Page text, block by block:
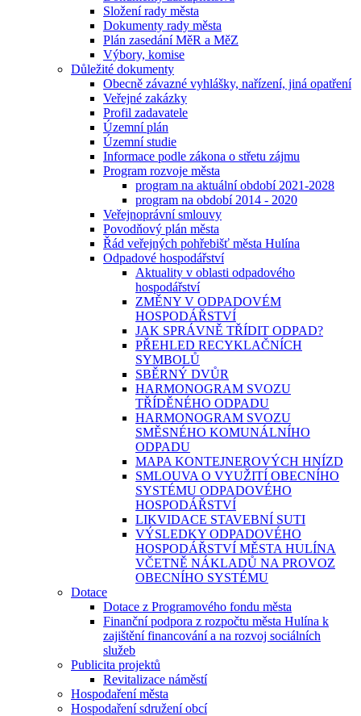
Složení rady města
Dokumenty rady města
Plán zasedání MěR a MěZ
Výbory, komise
Důležité dokumenty
Obecně závazné vyhlášky, nařízení, jiná opatření
Veřejné zakázky
Profil zadavatele
Územní plán
Územní studie
Informace podle zákona o střetu zájmu
Program rozvoje města
program na aktuální období 2021-2028
program na období 2014 - 2020
Veřejnoprávní smlouvy
Povodňový plán města
Řád veřejných pohřebišť města Hulína
Odpadové hospodářství
Aktuality v oblasti odpadového
hospodářství
ZMĚNY V ODPADOVÉM
HOSPODÁŘSTVÍ
JAK SPRÁVNĚ TŘÍDIT ODPAD?
PŘEHLED RECYKLAČNÍCH
SYMBOLŮ
SBĚRNÝ DVŮR
HARMONOGRAM SVOZU
TŘÍDĚNÉHO ODPADU
HARMONOGRAM SVOZU
SMĚSNÉHO KOMUNÁLNÍHO
ODPADU
MAPA KONTEJNEROVÝCH HNÍZD
SMLOUVA O VYUŽITÍ OBECNÍHO
SYSTÉMU ODPADOVÉHO
HOSPODÁŘSTVÍ
LIKVIDACE STAVEBNÍ SUTI
VÝSLEDKY ODPADOVÉHO
HOSPODÁŘSTVÍ MĚSTA HULÍNA
VČETNĚ NÁKLADŮ NA PROVOZ
OBECNÍHO SYSTÉMU
Dotace
Dotace z Programového fondu města
Finanční podpora z rozpočtu města Hulína k
zajištění financování a na rozvoj sociálních
služeb
Publicita projektů
Revitalizace náměstí
Hospodaření města
Hospodaření sdružení obcí